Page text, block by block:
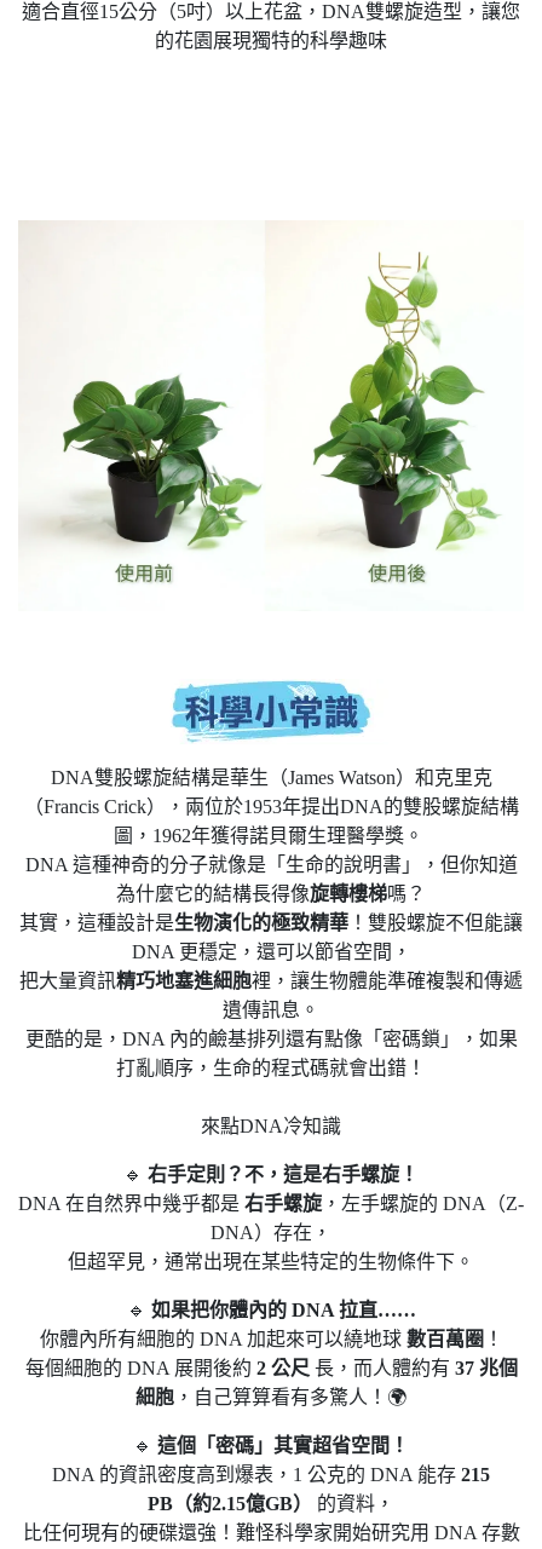
適合直徑15公分（5吋）以上花盆，DNA雙螺旋造型，讓您
的花園展現獨特的科學趣味
DNA雙股螺旋結構是華生（James Watson）和克里克
（Francis Crick），兩位於1953年提出DNA的雙股螺旋結構
圖，1962年獲得諾貝爾生理醫學獎。
DNA 這種神奇的分子就像是「生命的說明書」，但你知道
為什麼它的結構長得像旋轉樓梯嗎？
其實，這種設計是生物演化的極致精華 ！雙股螺旋不但能讓
DNA 更穩定，還可以節省空間，
把大量資訊精巧地塞進細胞裡，讓生物體能準確複製和傳遞
遺傳訊息。
更酷的是，DNA 內的鹼基排列還有點像「密碼鎖」，如果
打亂順序，生命的程式碼就會出錯！
來點DNA冷知識
🔹 右手定則？不，這是右手螺旋！
DNA 在自然界中幾乎都是 右手螺旋 ，左手螺旋的 DNA（Z-
DNA）存在，
但超罕見，通常出現在某些特定的生物條件下。
🔹 如果把你體內的 DNA 拉直……
你體內所有細胞的 DNA 加起來可以繞地球 數百萬圈 ！
每個細胞的 DNA 展開後約 2 公尺 長，而人體約有 37 兆個
細胞 ，自己算算看有多驚人！🌍
🔹 這個「密碼」其實超省空間！
DNA 的資訊密度高到爆表，1 公克的 DNA 能存 215
PB（約2.15億GB）
的資料，
比任何現有的硬碟還強！難怪科學家開始研究用 DNA 存數